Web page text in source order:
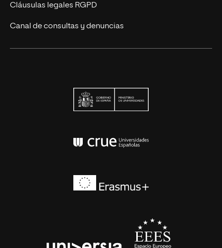
Cláusulas legales RGPD
Canal de consultas y denuncias